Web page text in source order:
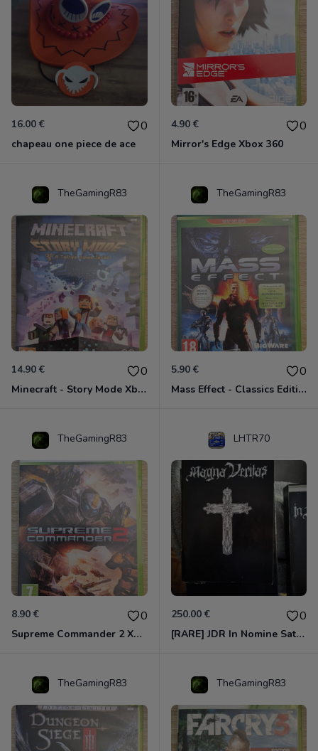
16.00 € 0
chapeau one piece de ace
4.90 € 0
Mirror's Edge Xbox 360
TheGamingR83
14.90 € 0
Minecraft - Story Mode Xbox 360
TheGamingR83
5.90 € 0
Mass Effect - Classics Edition Xbox 360
TheGamingR83
8.90 € 0
Supreme Commander 2 Xbox 360
LHTR70
250.00 € 0
[RARE] JDR In Nomine Satanis / Magna Veritas – 1ère Édition BOÎTE (DOS BLANC, 1989) - CROC / Siroz
TheGamingR83 TheGamingR83